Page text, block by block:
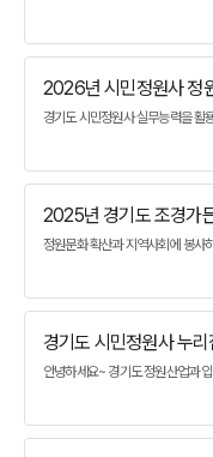
2026년 시민정원사 정
경기도 시민정원사 실무능력을
정원문화 확산과 지역사회에 봉
경기도 시민정원사 누
안녕하세요~ 경기도 정원산업과